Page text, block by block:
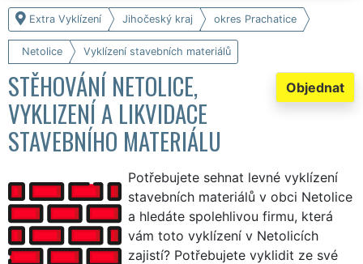
Extra Vyklízení Jihočeský kraj okres Prachatice
Netolice Vyklízení stavebních materiálů
Objednat
STĚHOVÁNÍ NETOLICE,
VYKLIZENÍ A LIKVIDACE
STAVEBNÍHO MATERIÁLU
Potřebujete sehnat levné vyklízení
stavebních materiálů v obci Netolice
a hledáte spolehlivou firmu, která
vám toto vyklízení v Netolicích
zajistí? Potřebujete vyklidit ze své